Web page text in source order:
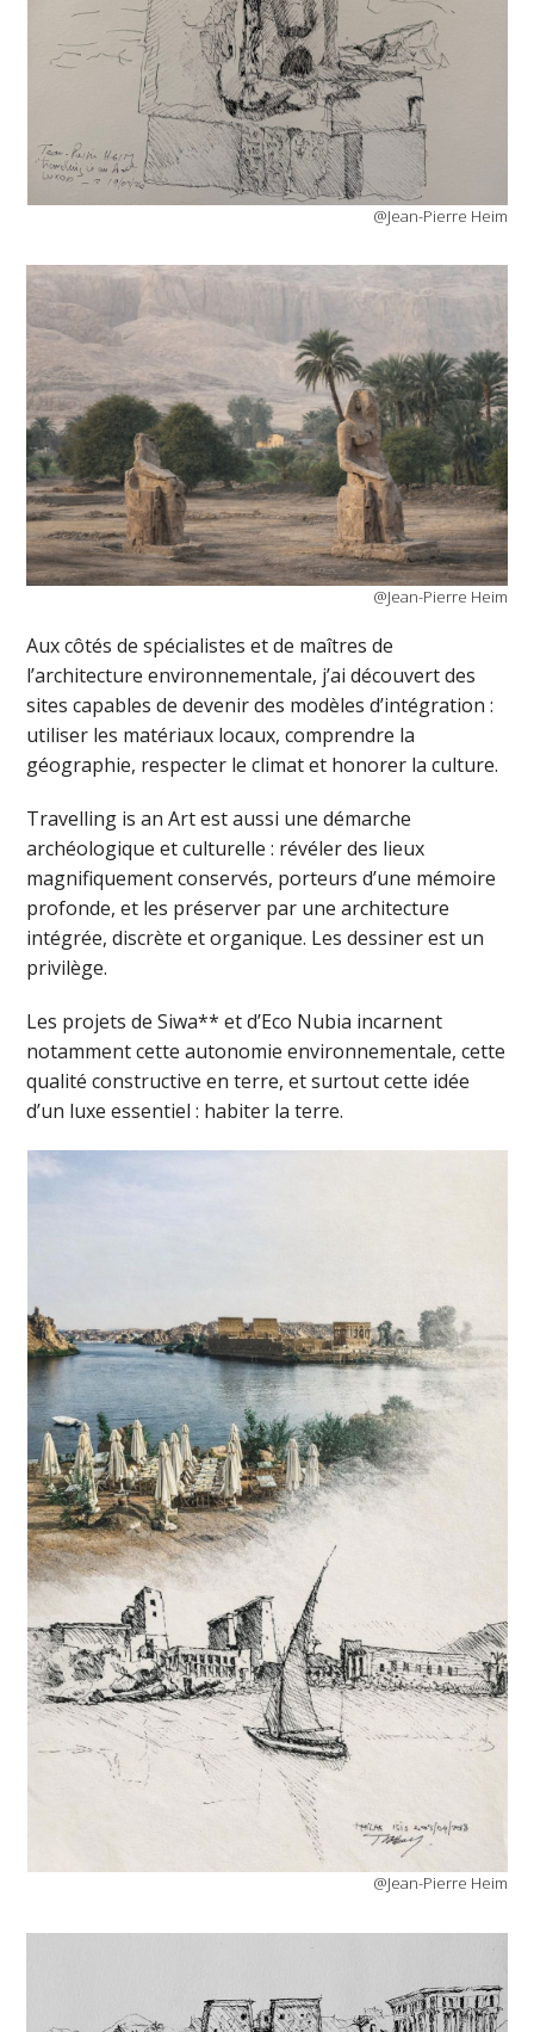
@Jean-Pierre Heim
@Jean-Pierre Heim
Aux côtés de spécialistes et de maîtres de
l’architecture environnementale, j’ai découvert des
sites capables de devenir des modèles d’intégration :
utiliser les matériaux locaux, comprendre la
géographie, respecter le climat et honorer la culture.
Travelling is an Art est aussi une démarche
archéologique et culturelle : révéler des lieux
magnifiquement conservés, porteurs d’une mémoire
profonde, et les préserver par une architecture
intégrée, discrète et organique. Les dessiner est un
privilège.
Les projets de Siwa** et d’Eco Nubia incarnent
notamment cette autonomie environnementale, cette
qualité constructive en terre, et surtout cette idée
d’un luxe essentiel : habiter la terre.
@Jean-Pierre Heim